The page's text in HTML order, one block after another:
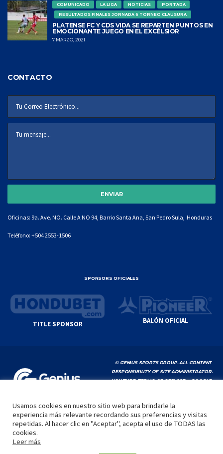
COMUNICADO LA LIGA NOTICIAS
PORTADA
RESULTADOS FINALES JORNADA 6 TORNEO CLAUSURA
PLATENSE FC Y CDS VIDA SE REPARTEN PUNTOS EN
EMOCIONANTE JUEGO EN EL EXCÉLSIOR
7 MARZO, 2021
CONTACTO
Oficinas: 9a. Ave. NO. Calle A NO 94, Barrio Santa Ana, San Pedro Sula, Honduras
Teléfono: +504 2553-1506
SPONSORS OFICIALES
TITLE SPONSOR BALÓN OFICIAL
© GENIUS SPORTS GROUP. ALL CONTENT
RESPONSIBILITY OF SITE ADMINISTRATOR.
YOUTUBE TERMS OF SERVICE|GOOGLE
INICIO LA LIGA VIDEOS MEDIA CONTACTO
Usamos cookies en nuestro sitio web para brindarle la
experiencia más relevante recordando sus preferencias y visitas
repetidas. Al hacer clic en "Aceptar", acepta el uso de TODAS las
cookies.
Leer más